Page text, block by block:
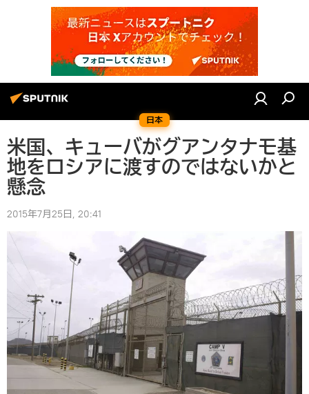
日本
米国、キューバがグアンタナモ基
地をロシアに渡すのではないかと
懸念
2015年7月25日, 20:41